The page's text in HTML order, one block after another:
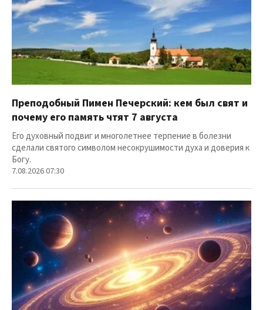
Преподобный Пимен Печерский: кем был свят и
почему его память чтят 7 августа
Его духовный подвиг и многолетнее терпение в болезни
сделали святого символом несокрушимости духа и доверия к
Богу.
7.08.2026 07:30